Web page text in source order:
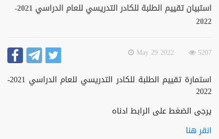
استبيان تقييم الطلبة للكادر التدريسي للعام الدراسي 2021-
2022
5207
2022 May 29
استمارة تقييم الطلبة للكادر التدريسي للعام الدراسي 2021-
2022
يرجى الضغط على الرابط ادناه
انقر هنا